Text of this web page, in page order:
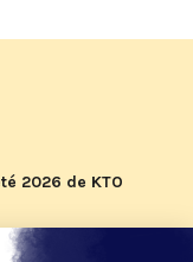
2026 de KTO